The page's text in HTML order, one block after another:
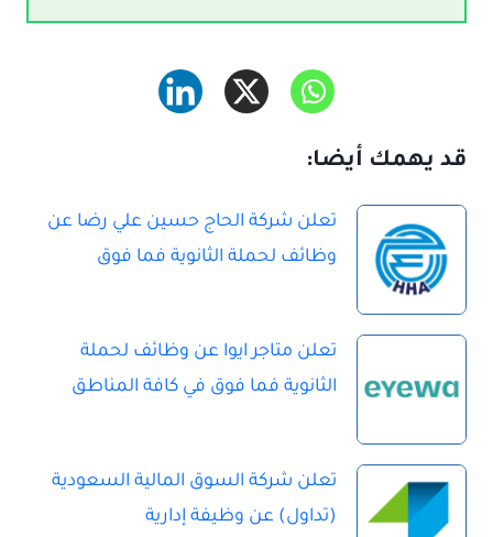
قد يهمك أيضا:
تعلن شركة الحاج حسين علي رضا عن
وظائف لحملة الثانوية فما فوق
تعلن متاجر ايوا عن وظائف لحملة
الثانوية فما فوق في كافة المناطق
تعلن شركة السوق المالية السعودية
(تداول) عن وظيفة إدارية